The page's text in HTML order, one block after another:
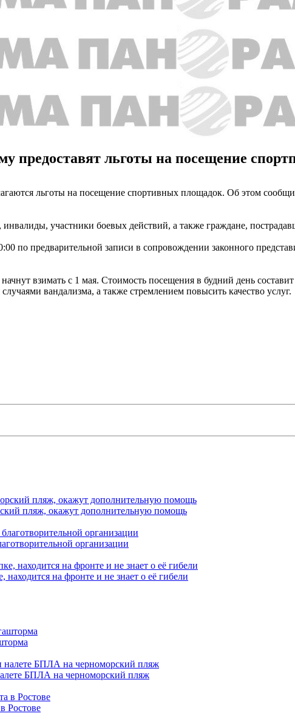
предоставят льготы на посещение
льготы на посещение спортивных площадок. Об этом
участники боевых действий, а также граждане,
по предварительной записи в сопровождении законного
взимать с 1 мая. Стоимость посещения в будний день
вандализма, а также стремлением повысить качество услуг.
пляж, окажут дополнительную помощь
организации
на фронте и не знает о её гибели
БПЛА на черноморский пляж
Ростове